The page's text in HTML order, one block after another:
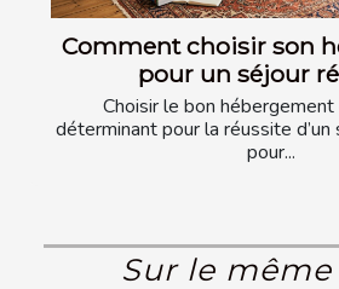
Comment choisir son
pour un séjour
Choisir le bon
déterminant pour la réussite
pour...
Sur le